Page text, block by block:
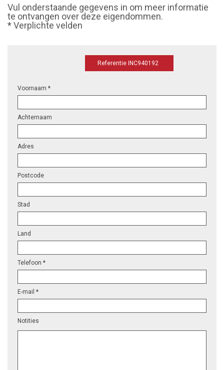
Vul onderstaande gegevens in om meer informatie
te ontvangen over deze eigendommen.
* Verplichte velden
Referentie INC940192
Voornaam *
Achternaam
Adres
Postcode
Stad
Land
Telefoon *
E-mail *
Notities